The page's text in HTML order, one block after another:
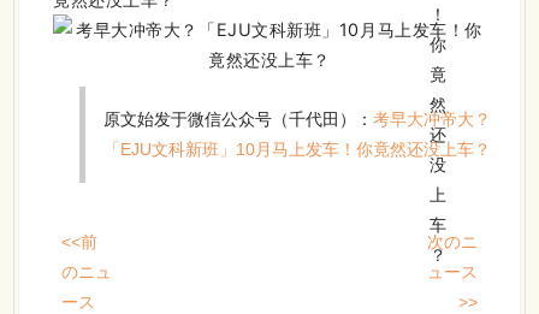
原文始发于微信公众号（千代田）：考早大冲帝大？
「EJU文科新班」10月马上发车！你竟然还没上车？
<<前
のニュ
ース
次のニ
ュース
>>